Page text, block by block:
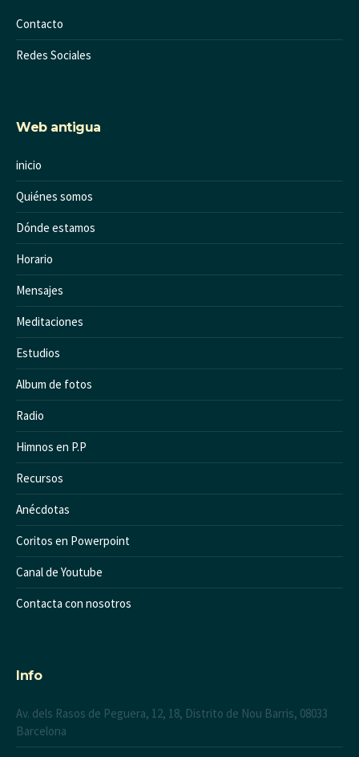
Contacto
Redes Sociales
Web antigua
inicio
Quiénes somos
Dónde estamos
Horario
Mensajes
Meditaciones
Estudios
Album de fotos
Radio
Himnos en P.P
Recursos
Anécdotas
Coritos en Powerpoint
Canal de Youtube
Contacta con nosotros
Info
Av. dels Rasos de Peguera, 12, 18, Distrito de Nou Barris, 08033
Barcelona